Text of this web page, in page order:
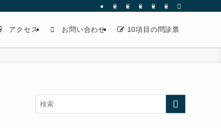
アクセス お問い合わせ 10項目の問診票